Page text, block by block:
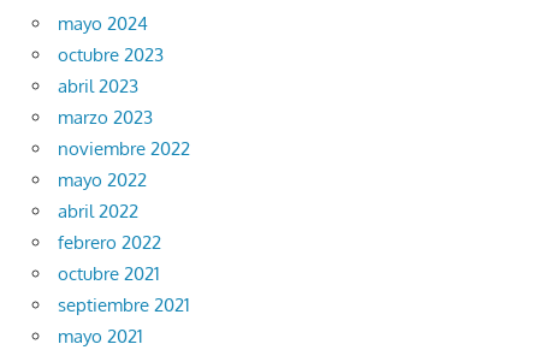
mayo 2024
octubre 2023
abril 2023
marzo 2023
noviembre 2022
mayo 2022
abril 2022
febrero 2022
octubre 2021
septiembre 2021
mayo 2021